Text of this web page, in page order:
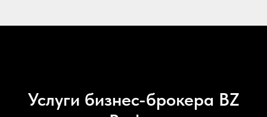
Услуги бизнес-брокера BZ